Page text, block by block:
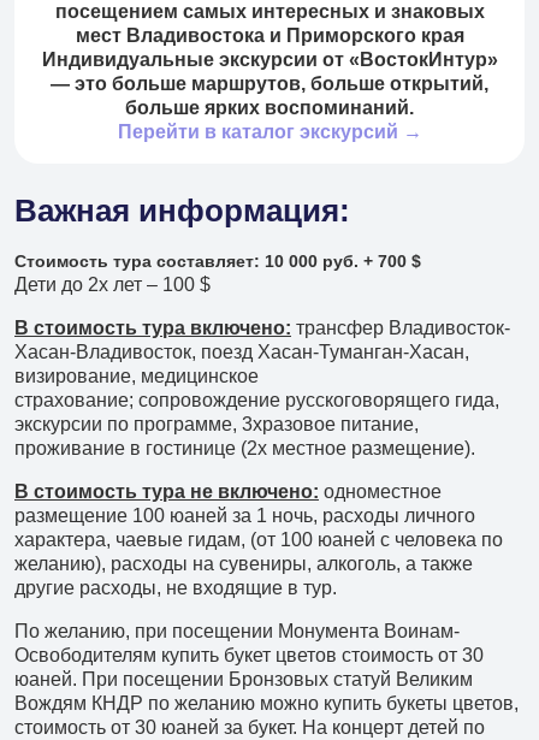
+7 (908) 440 47 44
Ежедневные экскурсии
+7 (902) 075-96-64
Аренда автобусов
Авиакасса
+7 (495) 969 45 67
Филиал в Москве
посещением самых интересных и знаковых
мест Владивостока и Приморского края
Индивидуальные экскурсии от «ВостокИнтур»
— это больше маршрутов, больше открытий,
больше ярких воспоминаний.
Перейти в каталог экскурсий →
Важная информация:
Стоимость тура составляет: 10 000 руб. + 700 $
Дети до 2х лет – 100 $
В стоимость тура включено: трансфер Владивосток-
Хасан-Владивосток, поезд Хасан-Туманган-Хасан,
визирование, медицинское
страхование; сопровождение русскоговорящего гида,
экскурсии по программе, 3хразовое питание,
проживание в гостинице (2х местное размещение).
В стоимость тура не включено: одноместное
размещение 100 юаней за 1 ночь, расходы личного
характера, чаевые гидам, (от 100 юаней с человека по
желанию), расходы на сувениры, алкоголь, а также
другие расходы, не входящие в тур.
По желанию, при посещении Монумента Воинам-
Освободителям купить букет цветов стоимость от 30
юаней. При посещении Бронзовых статуй Великим
Вождям КНДР по желанию можно купить букеты цветов,
стоимость от 30 юаней за букет. На концерт детей по